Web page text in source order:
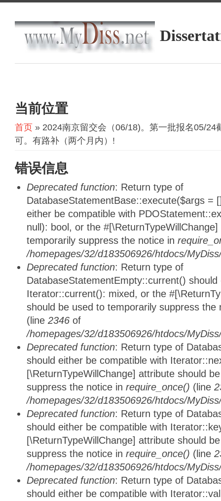
当前位置
首页 » 2024南京留交会（06/18)。第一批报名05/24
可。有路补（两个月内）!
错误信息
Deprecated function: Return type of
DatabaseStatementBase::execute($args =
either be compatible with
null): bool, or the
temporarily suppress the notice in
/homepages/32/d183506926/htdocs/
Deprecated function: Return type of
DatabaseStatementEmpty::current()
Iterator::current(): mixed, or the
should be used to temporarily suppress
(line 2346 of
/homepages/32/d183506926/htdocs/
Deprecated function: Return type of
should either be compatible with
[\ReturnTypeWillChange] attribute should
suppress the notice in require_once() (line
/homepages/32/d183506926/htdocs/
Deprecated function: Return type of
should either be compatible with
[\ReturnTypeWillChange] attribute should
suppress the notice in require_once() (line
/homepages/32/d183506926/htdocs/
Deprecated function: Return type of
should either be compatible with